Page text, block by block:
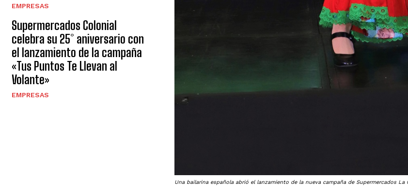
EMPRESAS
Supermercados Colonial
celebra su 25° aniversario con
el lanzamiento de la campaña
«Tus Puntos Te Llevan al
Volante»
EMPRESAS
Una bailarina española abrió el lanzamiento de la nueva campaña de Supermercados La